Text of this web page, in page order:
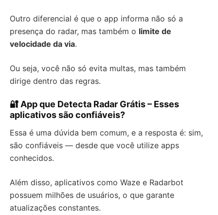
Outro diferencial é que o app informa não só a
presença do radar, mas também o limite de
velocidade da via.
Ou seja, você não só evita multas, mas também
dirige dentro das regras.
🔐 App que Detecta Radar Grátis – Esses
aplicativos são confiáveis?
Essa é uma dúvida bem comum, e a resposta é: sim,
são confiáveis — desde que você utilize apps
conhecidos.
Além disso, aplicativos como Waze e Radarbot
possuem milhões de usuários, o que garante
atualizações constantes.